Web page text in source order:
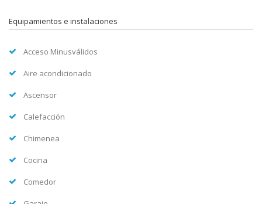
Equipamientos e instalaciones
Acceso Minusválidos
Aire acondicionado
Ascensor
Calefacción
Chimenea
Cocina
Comedor